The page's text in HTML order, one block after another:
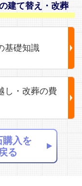
建て替え・改葬
基礎知識
し・改葬の費
購入を
る